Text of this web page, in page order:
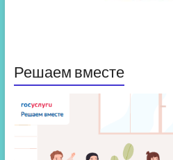
Решаем вместе